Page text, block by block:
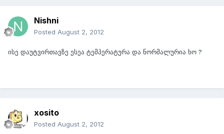
Nishni
Posted August 2, 2012
ისე დაუტვირთავზე ესეა ტემპერატურა და ნორმალურია ხო ?
xosito
Posted August 2, 2012